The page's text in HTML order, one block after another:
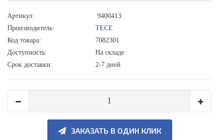
Артикул:
9400413
Производитель:
TECE
Код товара:
7082301
Доступность:
На складе
Срок доставки:
2-7 дней
ЗАКАЗАТЬ В ОДИН КЛИК